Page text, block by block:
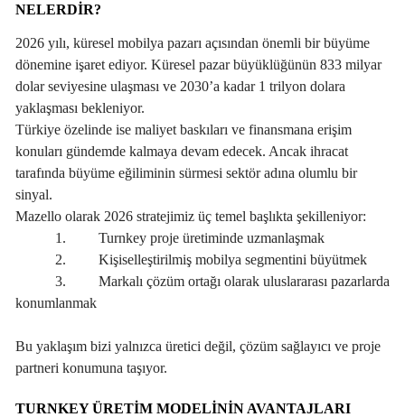
NELERDIR?
2026 yılı, küresel mobilya pazarı açısından önemli bir büyüme
dönemine işaret ediyor. Küresel pazar büyüklüğünün 833 milyar
dolar seviyesine ulaşması ve 2030’a kadar 1 trilyon dolara
yaklaşması bekleniyor.
Türkiye özelinde ise maliyet baskıları ve finansmana erişim
konuları gündemde kalmaya devam edecek. Ancak ihracat
tarafında büyüme eğiliminin sürmesi sektör adına olumlu bir
sinyal.
Mazello olarak 2026 stratejimiz üç temel başlıkta şekilleniyor:
1. Turnkey proje üretiminde uzmanlaşmak
2. Kişiselleştirilmiş mobilya segmentini büyütmek
3. Markalı çözüm ortağı olarak uluslararası pazarlarda
konumlanmak
Bu yaklaşım bizi yalnızca üretici değil, çözüm sağlayıcı ve proje
partneri konumuna taşıyor.
TURNKEY ÜRETIM MODELININ AVANTAJLARI